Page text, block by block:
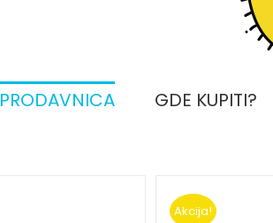
PRODAVNICA GDE KUPITI?
Akcija!